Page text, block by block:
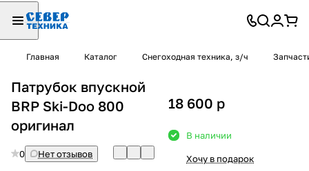
Главная Каталог Снегоходная техника, з/ч
Патрубок впускной
BRP Ski-Doo 800
оригинал
0 Нет отзывов
18 600 p
В наличии
Хочу в подарок